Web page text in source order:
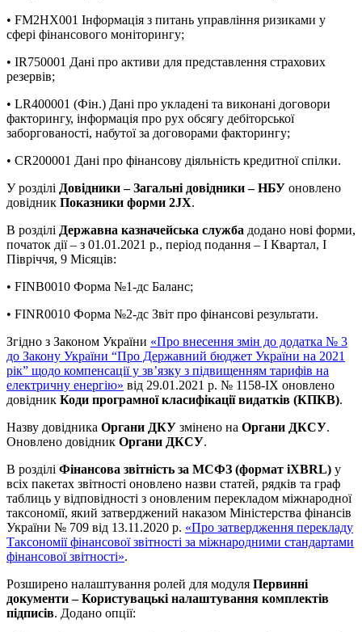
• FM2HX001 Інформація з питань управління ризиками у
сфері фінансового моніторингу;
• IR750001 Дані про активи для представлення страхових
резервів;
• LR400001 (Фін.) Дані про укладені та виконані договори
факторингу, інформація про рух обсягу дебіторської
заборгованості, набутої за договорами факторингу;
• CR200001 Дані про фінансову діяльність кредитної спілки.
У розділі Довідники – Загальні довідники – НБУ оновлено
довідник Показники форми 2JХ.
В розділі Державна казначейська служба додано нові форми,
початок дії – з 01.01.2021 р., період подання – І Квартал, І
Півріччя, 9 Місяців:
• FINB0010 Форма №1-дс Баланс;
• FINR0010 Форма №2-дс Звіт про фінансові результати.
Згідно з Законом України «Про внесення змін до додатка № 3
до Закону України “Про Державний бюджет України на 2021
рік” щодо компенсації у зв’язку з підвищенням тарифів на
електричну енергію» від 29.01.2021 р. № 1158-ІХ оновлено
довідник Коди програмної класифікації видатків (КПКВ).
Назву довідника Органи ДКУ змінено на Органи ДКСУ.
Оновлено довідник Органи ДКСУ.
В розділі Фінансова звітність за МСФЗ (формат iXBRL) у
всіх пакетах звітності оновлено назви статей, рядків та граф
таблиць у відповідності з оновленим перекладом міжнародної
таксономії, який затверджений наказом Міністерства фінансів
України № 709 від 13.11.2020 р. «Про затвердження перекладу
Таксономії фінансової звітності за міжнародними стандартами
фінансової звітності».
Розширено налаштування ролей для модуля Первинні
документи – Користувацькі налаштування комплектів
підписів. Додано опції: